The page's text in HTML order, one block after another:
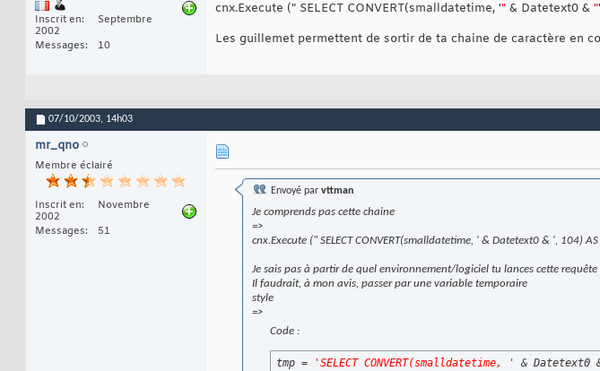
Inscrit en
Septembre
2002
Messages
10
cnx.Execute (" SELECT CONVERT(smalldatetime, '" & Datetext0 & "
Les guillemet permettent de sortir de ta chaine de caractère en
07/10/2003, 14h03
mr_qno
Membre éclairé
Inscrit en
Novembre
2002
Messages
51
Envoyé par vttman
Je comprends pas cette chaine
=>
cnx.Execute (" SELECT CONVERT(smalldatetime, ' & Datetext0 & ', 104)
Je sais pas à partir de quel environnement/logiciel tu lances cette
Il faudrait, à mon avis, passer par une variable temporaire
style
=>
Code :
tmp = 'SELECT CONVERT(smalldatetime, ' & Datetext0